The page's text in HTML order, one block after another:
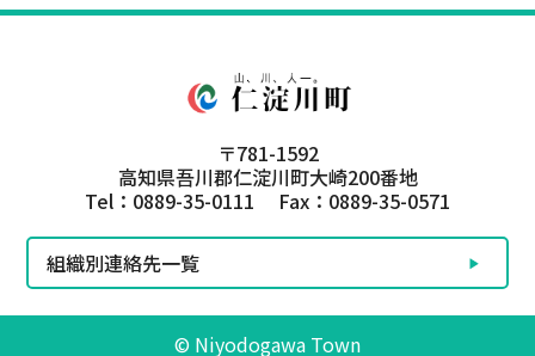
〒781-1592
高知県吾川郡仁淀川町大崎200番地
Tel：0889-35-0111 Fax：0889-35-0571
組織別連絡先一覧
© Niyodogawa Town